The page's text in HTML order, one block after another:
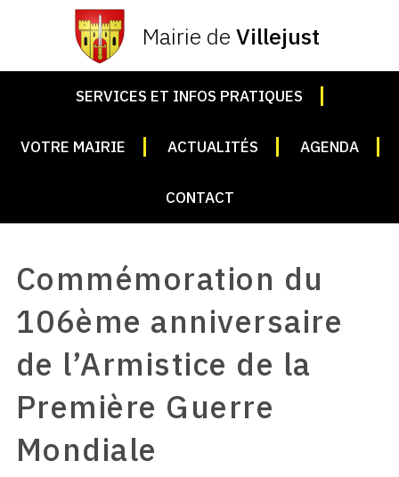
Mairie de Villejust
SERVICES ET INFOS PRATIQUES
VOTRE MAIRIE ACTUALITÉS AGENDA
CONTACT
Commémoration du
106ème anniversaire
de l’Armistice de la
Première Guerre
Mondiale